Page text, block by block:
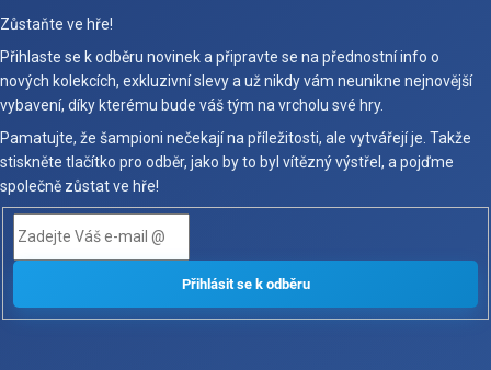
Zůstaňte ve hře!
Přihlaste se k odběru novinek a připravte se na přednostní info o
nových kolekcích, exkluzivní slevy a už nikdy vám neunikne nejnovější
vybavení, díky kterému bude váš tým na vrcholu své hry.
Pamatujte, že šampioni nečekají na příležitosti, ale vytvářejí je. Takže
stiskněte tlačítko pro odběr, jako by to byl vítězný výstřel, a pojďme
společně zůstat ve hře!